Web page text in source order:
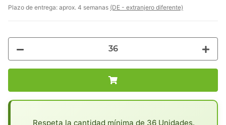
Plazo de entrega: aprox. 4 semanas (DE - extranjero diferente)
Respeta la cantidad mínima de 36 Unidades.